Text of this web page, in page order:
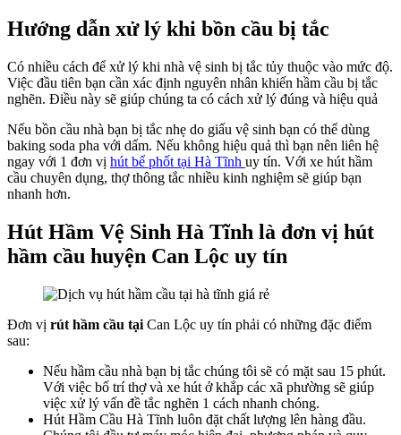
Hướng dẫn xử lý khi bồn cầu bị tắc
Có nhiều cách để xử lý khi nhà vệ sinh bị tắc tủy thuộc vào mức độ.
Việc đầu tiên bạn cần xác định nguyên nhân khiến hầm cầu bị tắc
nghẽn. Điều này sẽ giúp chúng ta có cách xử lý đúng và hiệu quả
Nếu bồn cầu nhà bạn bị tắc nhẹ do giấu vệ sinh bạn có thể dùng
baking soda pha với dấm. Nếu không hiệu quả thì bạn nên liên hệ
ngay với 1 đơn vị hút bể phốt tại Hà Tĩnh uy tín. Với xe hút hầm
cầu chuyên dụng, thợ thông tắc nhiều kinh nghiệm sẽ giúp bạn
nhanh hơn.
Hút Hầm Vệ Sinh Hà Tĩnh là đơn vị hút
hầm cầu huyện Can Lộc uy tín
Đơn vị rút hầm cầu tại Can Lộc uy tín phải có những đặc điểm
sau:
Nếu hầm cầu nhà bạn bị tắc chúng tôi sẽ có mặt sau 15 phút.
Với việc bố trí thợ và xe hút ở khắp các xã phường sẽ giúp
việc xử lý vấn đề tắc nghẽn 1 cách nhanh chóng.
Hút Hầm Cầu Hà Tĩnh luôn đặt chất lượng lên hàng đầu.